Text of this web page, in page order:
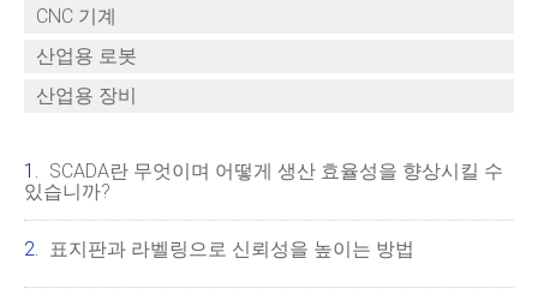
CNC 기계
산업용 로봇
산업용 장비
SCADA란 무엇이며 어떻게 생산 효율성을 향상시킬 수
있습니까?
표지판과 라벨링으로 신뢰성을 높이는 방법